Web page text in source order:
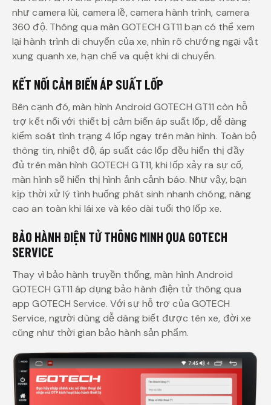
như camera lùi, camera lề, camera hành trình, camera
360 độ. Thông qua màn GOTECH GT11 bạn có thể xem
lại hành trình di chuyển của xe, nhìn rõ chướng ngại vật
xung quanh xe, hạn chế va quệt khi di chuyển.
KẾT NỐI CẢM BIẾN ÁP SUẤT LỐP
Bên cạnh đó, màn hình Android GOTECH GT11 còn hỗ
trợ kết nối với thiết bị cảm biến áp suất lốp, dễ dàng
kiểm soát tình trạng 4 lốp ngay trên màn hình. Toàn bộ
thông tin, nhiệt độ, áp suất các lốp đều hiển thị đầy
đủ trên màn hình GOTECH GT11, khi lốp xảy ra sự cố,
màn hình sẽ hiển thị hình ảnh cảnh báo. Như vậy, bạn
kịp thời xử lý tình huống phát sinh nhanh chóng, nâng
cao an toàn khi lái xe và kéo dài tuổi thọ lốp xe.
BẢO HÀNH ĐIỆN TỬ THÔNG MINH QUA GOTECH
SERVICE
Thay vì bảo hành truyền thống, màn hình Android
GOTECH GT11 áp dụng bảo hành điện tử thông qua
app GOTECH Service. Với sự hỗ trợ của GOTECH
Service, người dùng dễ dàng biết được tên xe, đời xe
cũng như thời gian bảo hành sản phẩm.